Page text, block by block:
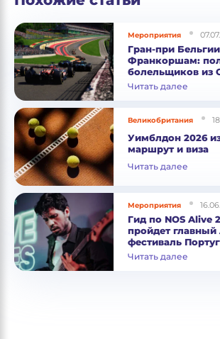
Мероприятия
Гран-при
Франкоршам:
болельщиков из
Читать далее
Великобритания
Уимблдон 2026
маршрут и виза
Читать далее
Мероприятия
Гид по NOS Alive
пройдет главный
фестиваль
Читать далее